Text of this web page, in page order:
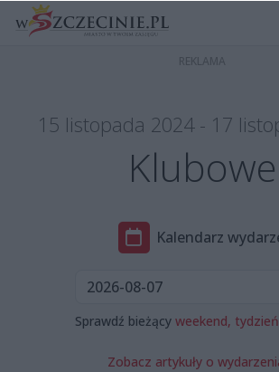
15 listopada 2024 - 17
Klubowe
Kalendarz
Sprawdź bieżący weekend,
Zobacz artykuły o